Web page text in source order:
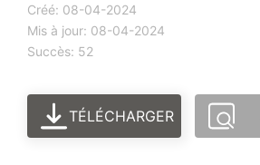
Créé: 08-04-2024
Mis à jour: 08-04-2024
Succès: 52
TÉLÉCHARGER